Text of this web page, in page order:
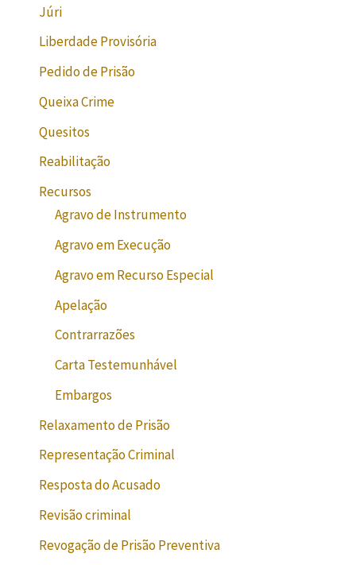
Júri
Liberdade Provisória
Pedido de Prisão
Queixa Crime
Quesitos
Reabilitação
Recursos
Agravo de Instrumento
Agravo em Execução
Agravo em Recurso Especial
Apelação
Contrarrazões
Carta Testemunhável
Embargos
Relaxamento de Prisão
Representação Criminal
Resposta do Acusado
Revisão criminal
Revogação de Prisão Preventiva